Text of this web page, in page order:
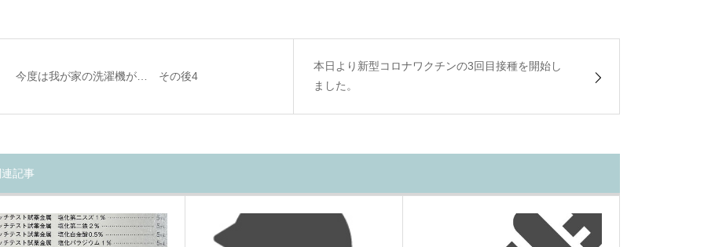
今度は我が家の洗濯機が… その後4
本日より新型コロナワクチンの3回目接種を開始し
ました。
記事